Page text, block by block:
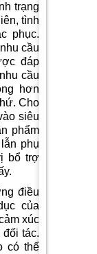
trạng
tình
phục.
cầu
đáp
cầu
hơn
Cho
siêu
phẩm
phụ
bổ trợ
điều
của
xúc
tác.
có thể